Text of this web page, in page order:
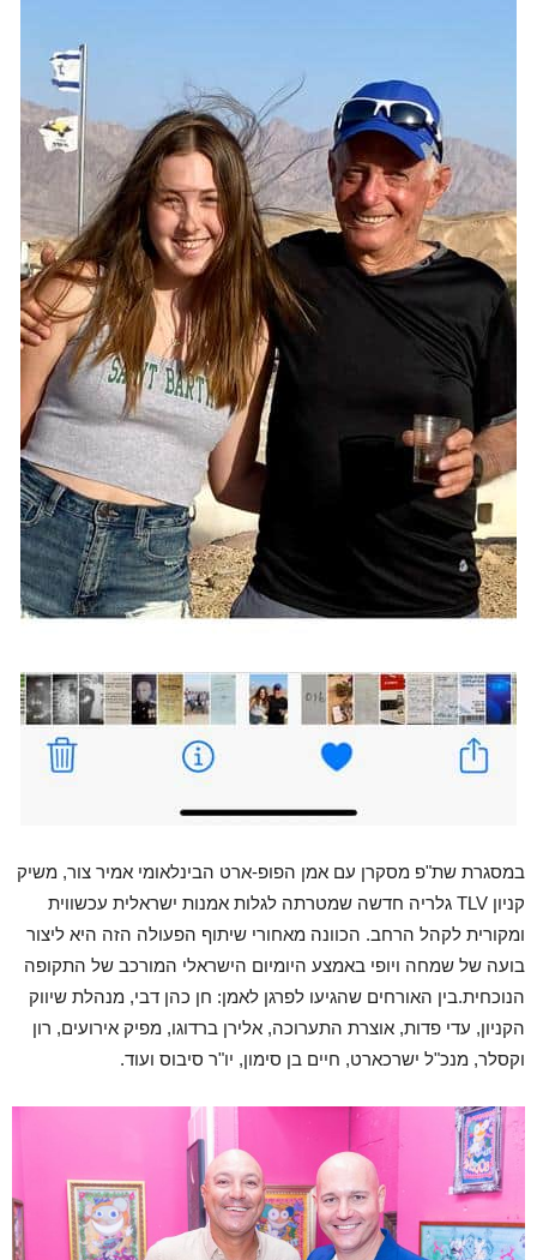
במסגרת שת"פ מסקרן עם אמן הפופ-ארט הבינלאומי אמיר צור, משיק
קניון TLV גלריה חדשה שמטרתה לגלות אמנות ישראלית עכשווית
ומקורית לקהל הרחב. הכוונה מאחורי שיתוף הפעולה הזה היא ליצור
בועה של שמחה ויופי באמצע היומיום הישראלי המורכב של התקופה
הנוכחית.בין האורחים שהגיעו לפרגן לאמן: חן כהן דבי, מנהלת שיווק
הקניון, עדי פדות, אוצרת התערוכה, אלירן ברדוגו, מפיק אירועים, רון
וקסלר, מנכ"ל ישרכארט, חיים בן סימון, יו"ר סיבוס ועוד.